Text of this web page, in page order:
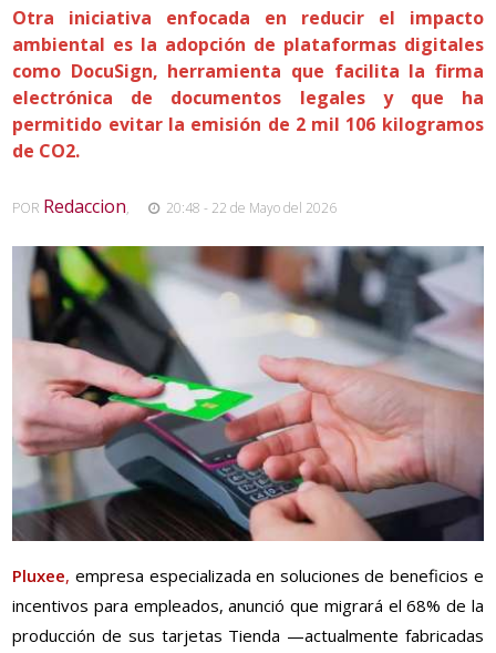
Otra iniciativa enfocada en reducir el impacto
ambiental es la adopción de plataformas digitales
como DocuSign, herramienta que facilita la firma
electrónica de documentos legales y que ha
permitido evitar la emisión de 2 mil 106 kilogramos
de CO2.
POR Redaccion, 20:48 - 22 de Mayo del 2026
Pluxee, empresa especializada en soluciones de beneficios e
incentivos para empleados, anunció que migrará el 68% de la
producción de sus tarjetas Tienda —actualmente fabricadas